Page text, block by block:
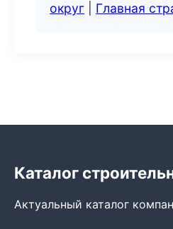
округ
Главная
Каталог
Актуальный каталог